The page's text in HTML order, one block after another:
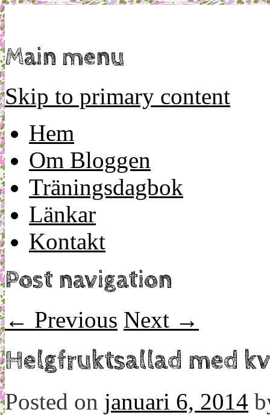
Main menu
Skip to primary content
Hem
Om Bloggen
Träningsdagbok
Länkar
Kontakt
Post navigation
← Previous Next →
Helgfruktsallad med
Posted on januari 6, 2014